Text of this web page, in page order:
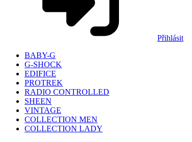
Přihlásit
BABY-G
G-SHOCK
EDIFICE
PROTREK
RADIO CONTROLLED
SHEEN
VINTAGE
COLLECTION MEN
COLLECTION LADY